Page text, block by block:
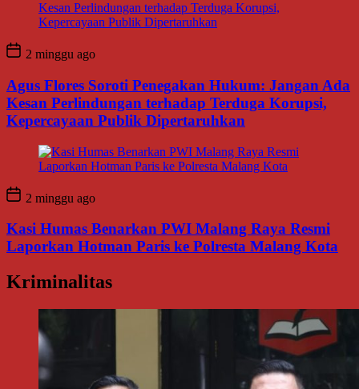
2 minggu ago
Agus Flores Soroti Penegakan Hukum: Jangan Ada
Kesan Perlindungan terhadap Terduga Korupsi,
Kepercayaan Publik Dipertaruhkan
2 minggu ago
Kasi Humas Benarkan PWI Malang Raya Resmi
Laporkan Hotman Paris ke Polresta Malang Kota
Kriminalitas